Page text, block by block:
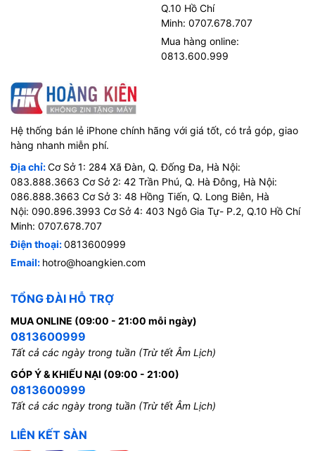
Q.10 Hồ Chí
Minh: 0707.678.707
Mua hàng online:
0813.600.999
Hệ thống bán lẻ iPhone chính hãng với giá tốt, có trả góp, giao
hàng nhanh miễn phí.
Địa chỉ:Cơ Sở 1: 284 Xã Đàn, Q. Đống Đa, Hà Nội:
083.888.3663 Cơ Sở 2: 42 Trần Phú, Q. Hà Đông, Hà Nội:
086.888.3663 Cơ Sở 3: 48 Hồng Tiến, Q. Long Biên, Hà
Nội: 090.896.3993 Cơ Sở 4: 403 Ngô Gia Tự- P.2, Q.10 Hồ Chí
Minh: 0707.678.707
Điện thoại:0813600999
Email: hotro@hoangkien.com
TỔNG ĐÀI HỖ TRỢ
MUA ONLINE (09:00 - 21:00 mỗi ngày)
0813600999
Tất cả các ngày trong tuần (Trừ tết Âm Lịch)
GÓP Ý & KHIẾU NẠI (09:00 - 21:00)
0813600999
Tất cả các ngày trong tuần (Trừ tết Âm Lịch)
LIÊN KẾT SÀN